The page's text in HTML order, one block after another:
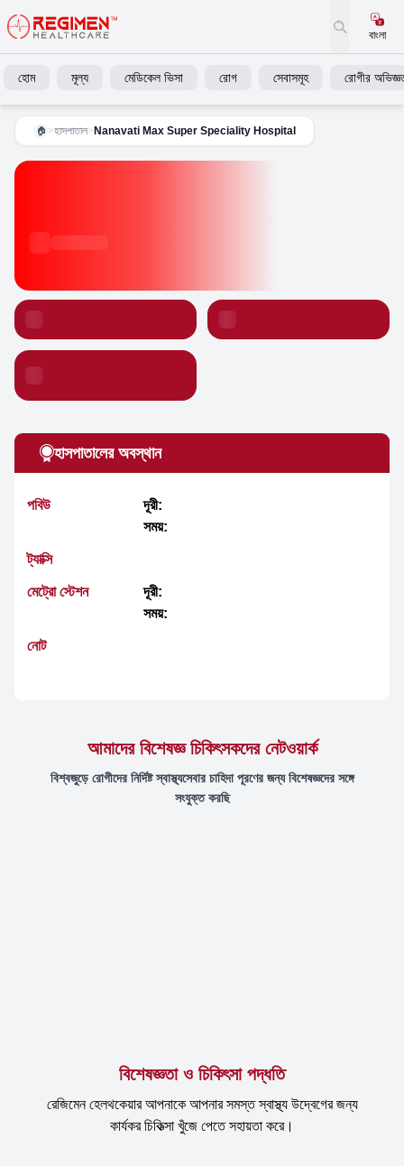
বাংলা
হোম মূল্য মেডিকেল ভিসা রোগ সেবাসমূহ রোগীর
🏠 >হাসপাতাল> Nanavati Max Super Speciality Hospital
হাসপাতালের অবস্থান
পবিউ
দূরী:
সময়:
ট্যাক্সি
মেট্রো স্টেশন
দূরী:
সময়:
নোট
আমাদের বিশেষজ্ঞ চিকিৎসকদের নেটওয়ার্ক
বিশ্বজুড়ে রোগীদের নির্দিষ্ট স্বাস্থ্যসেবার চাহিদা পূরণের জন্য বিশেষজ্ঞদের সঙ্গে
সংযুক্ত করছি
বিশেষজ্ঞতা ও চিকিৎসা পদ্ধতি
রেজিমেন হেলথকেয়ার আপনাকে আপনার সমস্ত স্বাস্থ্য উদ্বেগের জন্য
কার্যকর চিকিত্সা খুঁজে পেতে সহায়তা করে।